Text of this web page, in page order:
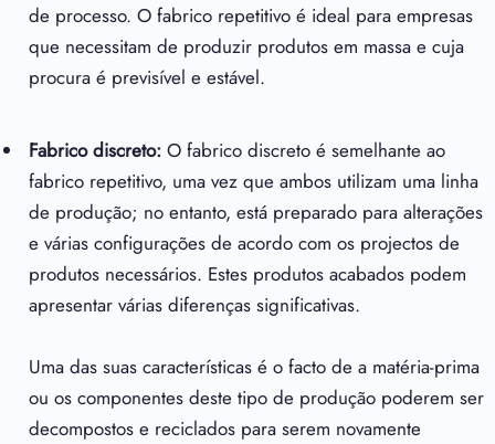
de processo. O fabrico repetitivo é ideal para empresas
que necessitam de produzir produtos em massa e cuja
procura é previsível e estável.
Fabrico discreto: O fabrico discreto é semelhante ao
fabrico repetitivo, uma vez que ambos utilizam uma linha
de produção; no entanto, está preparado para alterações
e várias configurações de acordo com os projectos de
produtos necessários. Estes produtos acabados podem
apresentar várias diferenças significativas.
Uma das suas características é o facto de a matéria-prima
ou os componentes deste tipo de produção poderem ser
decompostos e reciclados para serem novamente